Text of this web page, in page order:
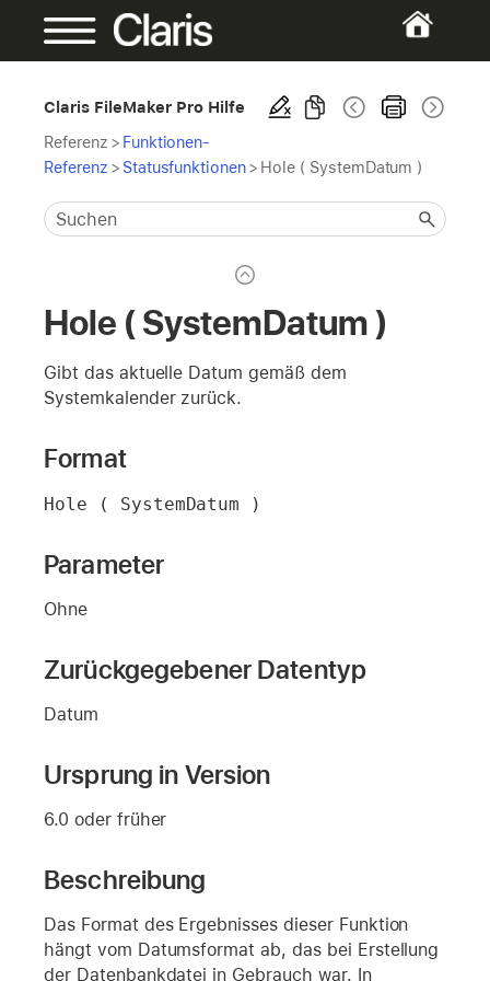
Claris FileMaker Pro Hilfe
Referenz > Funktionen-
Referenz > Statusfunktionen> Hole ( SystemDatum )
Hole ( SystemDatum )
Gibt das aktuelle Datum gemäß dem
Systemkalender zurück.
Format
Hole ( SystemDatum )
Parameter
Ohne
Zurückgegebener Datentyp
Datum
Ursprung in Version
6.0 oder früher
Beschreibung
Das Format des Ergebnisses dieser Funktion
hängt vom Datumsformat ab, das bei Erstellung
der Datenbankdatei in Gebrauch war. In